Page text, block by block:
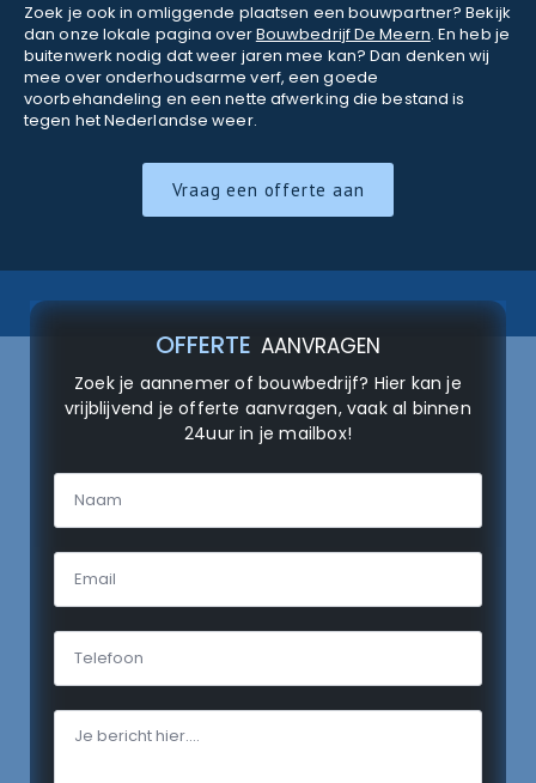
Zoek je ook in omliggende plaatsen een bouwpartner? Bekijk
dan onze lokale pagina overBouwbedrijf De Meern. En heb je
buitenwerk nodig dat weer jaren mee kan? Dan denken wij
mee over onderhoudsarme verf, een goede
voorbehandeling en een nette afwerking die bestand is
tegen het Nederlandse weer.
Vraag een offerte aan
OFFERTE AANVRAGEN
Zoek je aannemer of bouwbedrijf? Hier kan je
vrijblijvend je offerte aanvragen, vaak al binnen
24uur in je mailbox!